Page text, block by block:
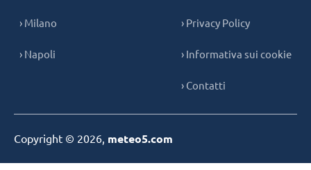
› Milano
› Napoli
› Privacy Policy
› Informativa sui cookie
› Contatti
Copyright © 2026, meteo5.com